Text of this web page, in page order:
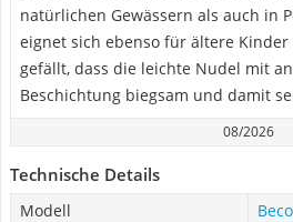
natürlichen Gewässern als auch in
eignet sich ebenso für ältere Kinder
gefällt, dass die leichte Nudel mit
Beschichtung biegsam und damit
08/2026
Technische Details
Modell